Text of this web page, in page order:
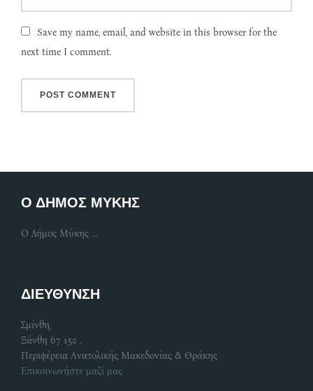
Save my name, email, and website in this browser for the
next time I comment.
Ο ΔΗΜΟΣ ΜΥΚΗΣ
Ο Δήμος Μύκης ...
ΔΙΕΥΘΥΝΣΗ
Σμίνθη,
Ξάνθη 67 150 ,
Περιφέρεια Ανατολικής Μακεδονίας & Θράκης
Επικοινωνήστε μαζί μας